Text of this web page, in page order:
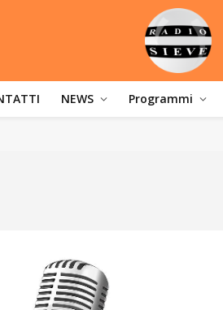
NEWS Programmi